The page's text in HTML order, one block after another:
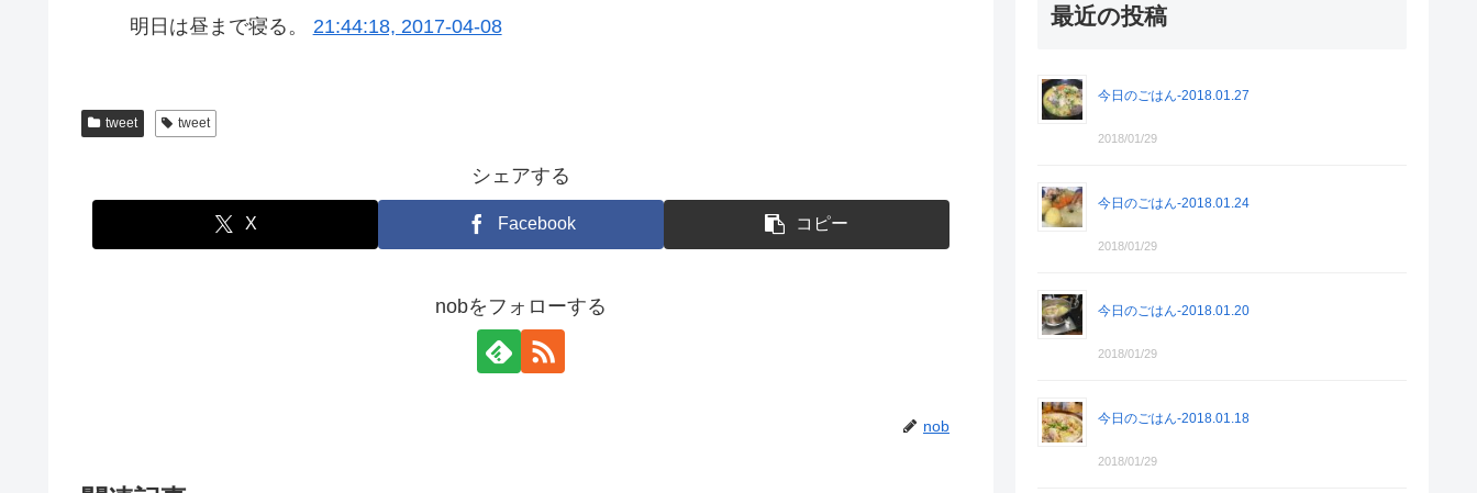
明日は昼まで寝る。 21:44:18, 2017-04-08
tweet tweet
シェアする
X Facebook コピー
nobをフォローする
nob
最近の投稿
今日のごはん-2018.01.27
2018/01/29
今日のごはん-2018.01.24
2018/01/29
今日のごはん-2018.01.20
2018/01/29
今日のごはん-2018.01.18
2018/01/29